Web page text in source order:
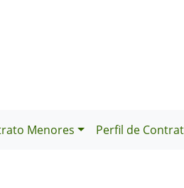
Menores Perfil de